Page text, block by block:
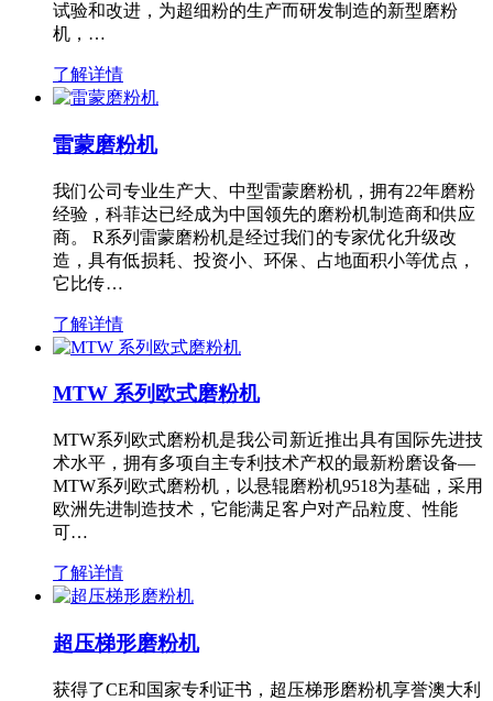
试验和改进，为超细粉的生产而研发制造的新型磨粉
机，…
了解详情
雷蒙磨粉机
我们公司专业生产大、中型雷蒙磨粉机，拥有22年磨粉
经验，科菲达已经成为中国领先的磨粉机制造商和供应
商。 R系列雷蒙磨粉机是经过我们的专家优化升级改
造，具有低损耗、投资小、环保、占地面积小等优点，
它比传…
了解详情
MTW 系列欧式磨粉机
MTW系列欧式磨粉机是我公司新近推出具有国际先进技
术水平，拥有多项自主专利技术产权的最新粉磨设备—
MTW系列欧式磨粉机，以悬辊磨粉机9518为基础，采用
欧洲先进制造技术，它能满足客户对产品粒度、性能
可…
了解详情
超压梯形磨粉机
获得了CE和国家专利证书，超压梯形磨粉机享誉澳大利